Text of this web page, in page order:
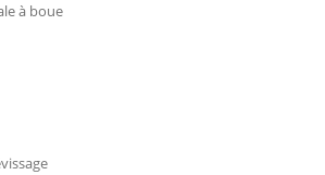
à boue